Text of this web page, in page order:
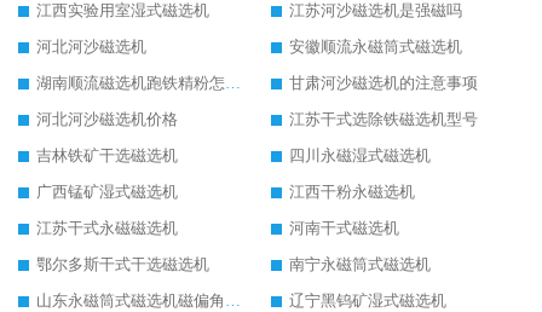
江西实验用室湿式磁选机
江苏河沙磁选机是强磁吗
河北河沙磁选机
安徽顺流永磁筒式磁选机
湖南顺流磁选机跑铁精粉怎么处理
甘肃河沙磁选机的注意事项
河北河沙磁选机价格
江苏干式选除铁磁选机型号
吉林铁矿干选磁选机
四川永磁湿式磁选机
广西锰矿湿式磁选机
江西干粉永磁选机
江苏干式永磁磁选机
河南干式磁选机
鄂尔多斯干式干选磁选机
南宁永磁筒式磁选机
山东永磁筒式磁选机磁偏角怎么调整
辽宁黑钨矿湿式磁选机